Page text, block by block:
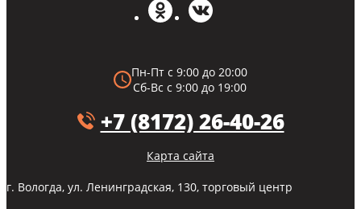
Пн-Пт с 9:00 до 20:00
Сб-Вс с 9:00 до 19:00
+7 (8172) 26-40-26
Карта сайта
г. Вологда, ул. Ленинградская, 130, торговый центр